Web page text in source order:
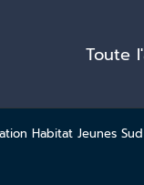
Toute
Habitat Jeunes Sud